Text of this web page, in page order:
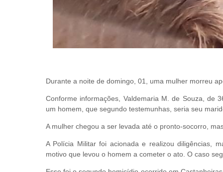
Durante a noite de domingo, 01, uma mulher morreu
Conforme informações, Valdemaria M. de Souza, de
um homem, que segundo testemunhas, seria seu
A mulher chegou a ser levada até o pronto-socorro,
A Polícia Militar foi acionada e realizou diligências,
motivo que levou o homem a cometer o ato. O caso